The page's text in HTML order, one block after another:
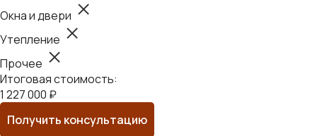
Окна и двери
Утепление
Прочее
Итоговая стоимость:
1 227 000 ₽
Получить консультацию